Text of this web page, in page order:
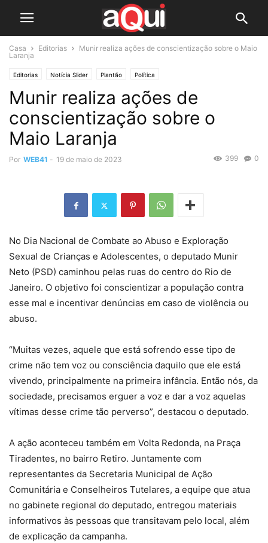
Casa Editorias
Munir realiza ações de conscientização sobre o Maio
Laranja
Editorias Notícia Slider Plantão Política
Munir realiza ações de
conscientização sobre o
Maio Laranja
Por WEB41 - 19 de maio de 2023 0
399
No Dia Nacional de Combate ao Abuso e Exploração
Sexual de Crianças e Adolescentes, o deputado Munir
Neto (PSD) caminhou pelas ruas do centro do Rio de
Janeiro. O objetivo foi conscientizar a população contra
esse mal e incentivar denúncias em caso de violência ou
abuso.
“Muitas vezes, aquele que está sofrendo esse tipo de
crime não tem voz ou consciência daquilo que ele está
vivendo, principalmente na primeira infância. Então nós, da
sociedade, precisamos erguer a voz e dar a voz aquelas
vítimas desse crime tão perverso”, destacou o deputado.
A ação aconteceu também em Volta Redonda, na Praça
Tiradentes, no bairro Retiro. Juntamente com
representantes da Secretaria Municipal de Ação
Comunitária e Conselheiros Tutelares, a equipe que atua
no gabinete regional do deputado, entregou materiais
informativos às pessoas que transitavam pelo local, além
de explicação da campanha.